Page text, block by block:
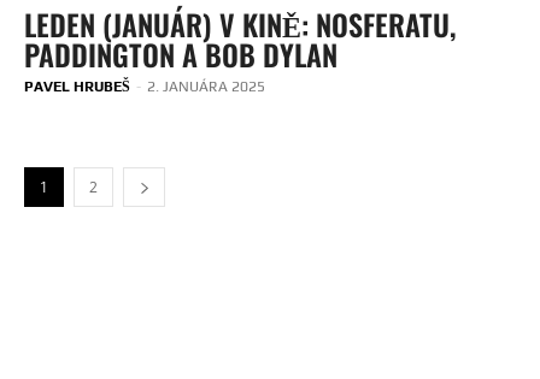
LEDEN (JANUÁR) V KINĚ: NOSFERATU,
PADDINGTON A BOB DYLAN
PAVEL HRUBEŠ - 2. JANUÁRA 2025
1 2